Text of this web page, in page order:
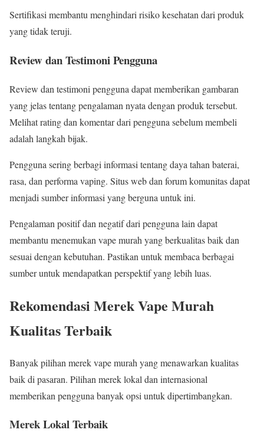
Sertifikasi membantu menghindari risiko kesehatan dari produk
yang tidak teruji.
Review dan Testimoni Pengguna
Review dan testimoni pengguna dapat memberikan gambaran
yang jelas tentang pengalaman nyata dengan produk tersebut.
Melihat rating dan komentar dari pengguna sebelum membeli
adalah langkah bijak.
Pengguna sering berbagi informasi tentang daya tahan baterai,
rasa, dan performa vaping. Situs web dan forum komunitas dapat
menjadi sumber informasi yang berguna untuk ini.
Pengalaman positif dan negatif dari pengguna lain dapat
membantu menemukan vape murah yang berkualitas baik dan
sesuai dengan kebutuhan. Pastikan untuk membaca berbagai
sumber untuk mendapatkan perspektif yang lebih luas.
Rekomendasi Merek Vape Murah
Kualitas Terbaik
Banyak pilihan merek vape murah yang menawarkan kualitas
baik di pasaran. Pilihan merek lokal dan internasional
memberikan pengguna banyak opsi untuk dipertimbangkan.
Merek Lokal Terbaik